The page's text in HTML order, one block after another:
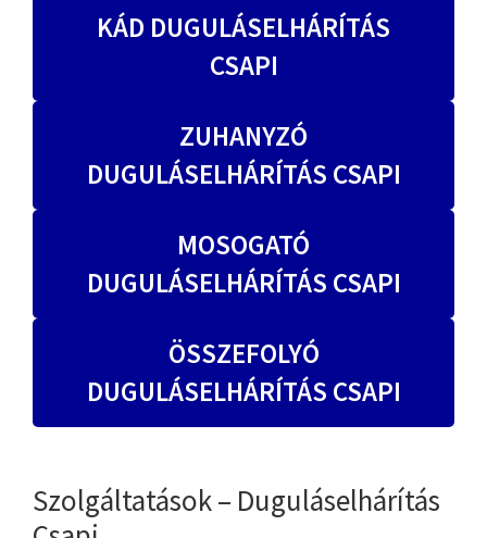
KÁD DUGULÁSELHÁRÍTÁS
CSAPI
ZUHANYZÓ
DUGULÁSELHÁRÍTÁS CSAPI
MOSOGATÓ
DUGULÁSELHÁRÍTÁS CSAPI
ÖSSZEFOLYÓ
DUGULÁSELHÁRÍTÁS CSAPI
Szolgáltatások – Duguláselhárítás